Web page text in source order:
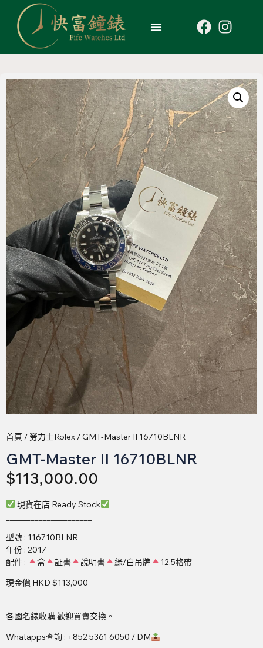
首頁 /勞力士Rolex / GMT-Master II 16710BLNR
GMT-Master II 16710BLNR
$113,000.00
現貨在店 Ready Stock
型號 : 116710BLNR
年份 : 2017
配件 :
盒 証書 說明書 綠/白吊牌
12.5格帶
現金價 HKD $113,000
各國名錶收購 歡迎買賣交換。
Whatapps查詢 : +852 5361 6050 / DM